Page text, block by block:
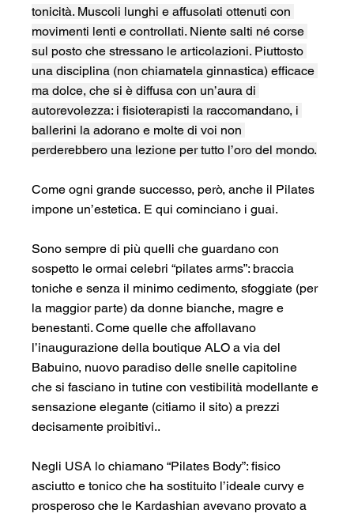
tonicità. Muscoli lunghi e affusolati ottenuti con
movimenti lenti e controllati. Niente salti né corse
sul posto che stressano le articolazioni. Piuttosto
una disciplina (non chiamatela ginnastica) efficace
ma dolce, che si è diffusa con un’aura di
autorevolezza: i fisioterapisti la raccomandano, i
ballerini la adorano e molte di voi non
perderebbero una lezione per tutto l’oro del mondo.
Come ogni grande successo, però, anche il Pilates
impone un’estetica. E qui cominciano i guai.
Sono sempre di più quelli che guardano con
sospetto le ormai celebri “pilates arms”: braccia
toniche e senza il minimo cedimento, sfoggiate (per
la maggior parte) da donne bianche, magre e
benestanti. Come quelle che affollavano
l’inaugurazione della boutique ALO a via del
Babuino, nuovo paradiso delle snelle capitoline
che si fasciano in tutine con vestibilità modellante e
sensazione elegante (citiamo il sito) a prezzi
decisamente proibitivi..
Negli USA lo chiamano “Pilates Body”: fisico
asciutto e tonico che ha sostituito l’ideale curvy e
prosperoso che le Kardashian avevano provato a